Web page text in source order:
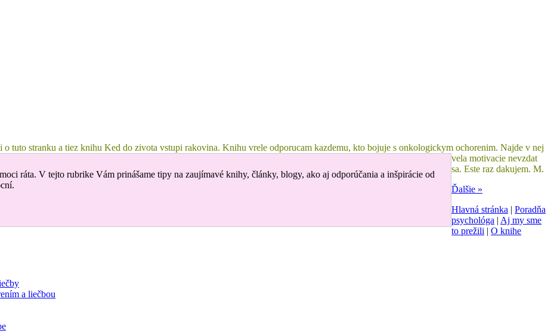
ráta. V tejto rubrike Vám prinášame tipy na zaujímavé knihy, články, blogy, ako aj odporúčania a inšpirácie od
tuto stranku a tiez knihu Ked do zivota vstupi rakovina. Knihu vrele odporucam kazdemu, kto bojuje s onkologickym ochorenim. Najde v nej
vela motivacie nevzdat
sa. Este raz dakujem. M.
Ďalšie »
Hlavná stránka |Poradňa
psychológa | Aj my sme
to prežili |O knihe
a liečbou